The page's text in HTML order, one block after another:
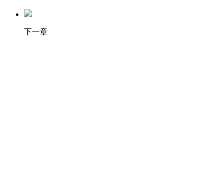
下一章